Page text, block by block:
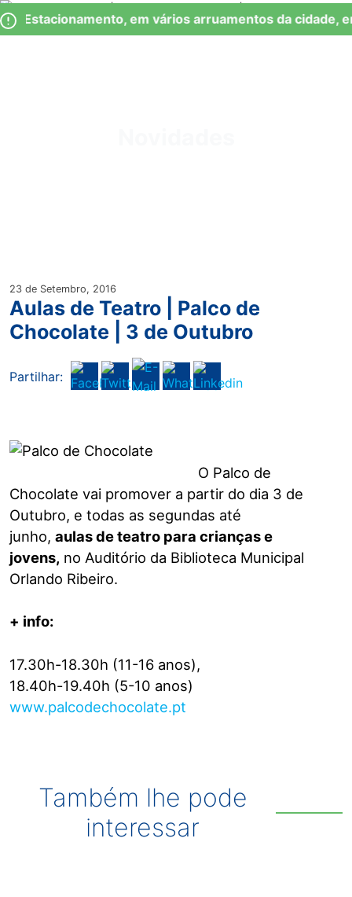
Observação:
este
Skip
to
Estacionamento, em vários arruamentos da cidade,
23 de Setembro, 2016
Aulas de Teatro | Palco de
Chocolate | 3 de Outubro
Partilhar:
O Palco de
Chocolate vai promover a partir do dia 3 de
Outubro, e todas as segundas até
junho, aulas de teatro para crianças e
jovens, no Auditório da Biblioteca Municipal
Orlando Ribeiro.
+ info:
17.30h-18.30h (11-16 anos),
18.40h-19.40h (5-10 anos)
www.palcodechocolate.pt
Também lhe pode
interessar